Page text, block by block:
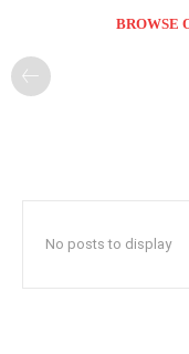
BROWSE
No posts to display